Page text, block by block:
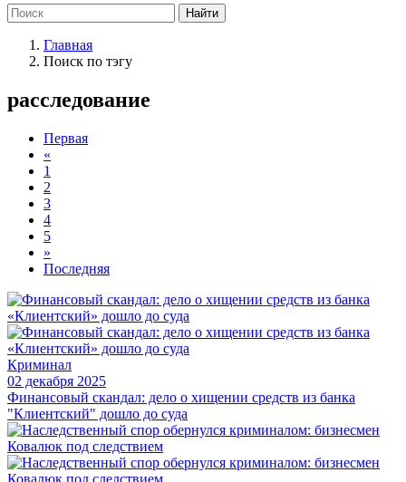
Главная
Поиск по тэгу
расследование
Первая
«
1
2
3
4
5
»
Последняя
Криминал
02 декабря 2025
Финансовый скандал: дело о хищении средств из банка
"Клиентский" дошло до суда